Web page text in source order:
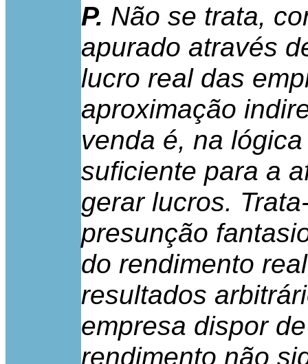
P. Não se trata,
apurado através
lucro real das
aproximação
venda é, na
suficiente para a
gerar lucros.
presunção
do rendimento
resultados
empresa dispor
rendimento não